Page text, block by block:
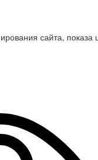
сайта,